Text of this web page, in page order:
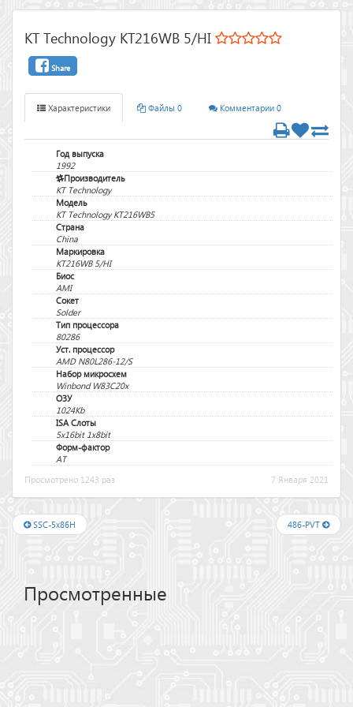
KT Technology KT216WB 5/HI
Share
Характеристики Файлы 0 Комментарии 0
Год выпуска
1992
Производитель
KT Technology
Модель
KT Technology KT216WB5
Страна
China
Маркировка
KT216WB 5/HI
Биос
AMI
Сокет
Solder
Тип процессора
80286
Уст. процессор
AMD N80L286-12/S
Набор микросхем
Winbond W83C20x
ОЗУ
1024Kb
ISA Слоты
5x16bit 1x8bit
Форм-фактор
AT
Просмотрено 1243 раз
7 Января 2021
SSC-5x86H 486-PVT
Просмотренные